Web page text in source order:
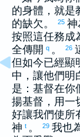
的身體，就是
的缺欠。
25 神
按照這任務成
全傳開 q 。 26
但如今已經顯
中，讓他們明
是：基督在你
揚基督，用一
好讓我們使所
神 t 。 29 我也